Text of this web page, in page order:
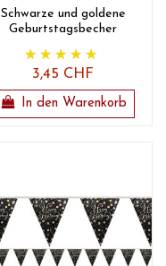
Schwarze und goldene
Geburtstagsbecher
3,45 CHF
In den Warenkorb